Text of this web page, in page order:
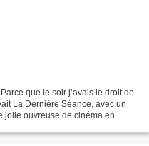
que le soir j’avais le droit de
La Dernière Séance, avec un
jolie ouvreuse de cinéma en